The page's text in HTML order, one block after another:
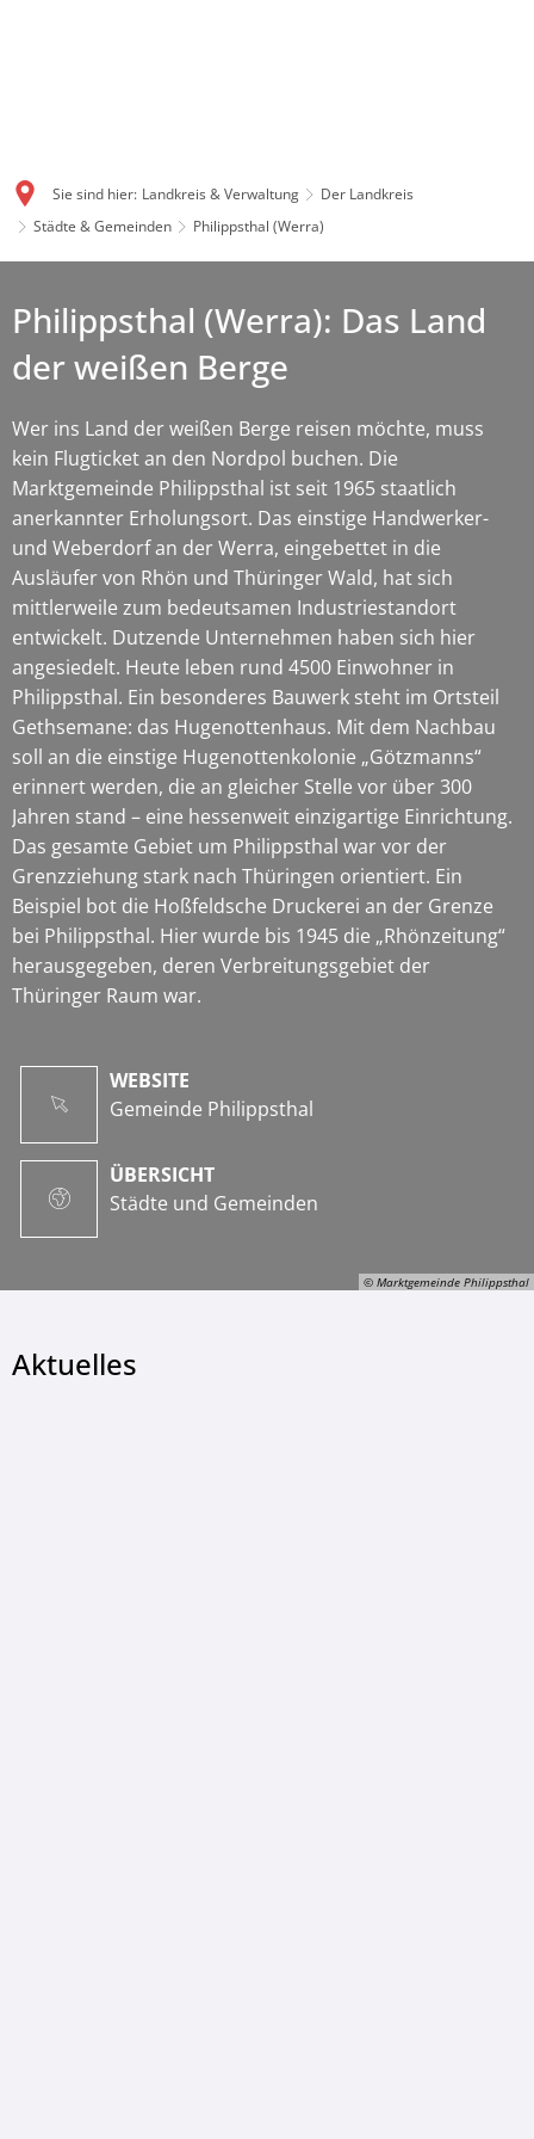
Sie sind hier: Landkreis & Verwaltung
Der Landkreis
Städte & Gemeinden
Philippsthal (Werra)
© Marktgemeinde Philippsthal
Philippsthal (Werra): Das Land
der weißen Berge
Wer ins Land der weißen Berge reisen möchte, muss
kein Flugticket an den Nordpol buchen. Die
Marktgemeinde Philippsthal ist seit 1965 staatlich
anerkannter Erholungsort. Das einstige Handwerker-
und Weberdorf an der Werra, eingebettet in die
Ausläufer von Rhön und Thüringer Wald, hat sich
mittlerweile zum bedeutsamen Industriestandort
entwickelt. Dutzende Unternehmen haben sich hier
angesiedelt. Heute leben rund 4500 Einwohner in
Philippsthal. Ein besonderes Bauwerk steht im Ortsteil
Gethsemane: das Hugenottenhaus. Mit dem Nachbau
soll an die einstige Hugenottenkolonie „Götzmanns“
erinnert werden, die an gleicher Stelle vor über 300
Jahren stand – eine hessenweit einzigartige Einrichtung.
Das gesamte Gebiet um Philippsthal war vor der
Grenzziehung stark nach Thüringen orientiert. Ein
Beispiel bot die Hoßfeldsche Druckerei an der Grenze
bei Philippsthal. Hier wurde bis 1945 die „Rhönzeitung“
herausgegeben, deren Verbreitungsgebiet der
Thüringer Raum war.
WEBSITE
Gemeinde Philippsthal
ÜBERSICHT
Städte und Gemeinden
Aktuelles